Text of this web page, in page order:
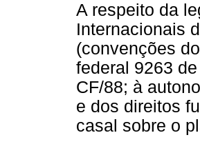
A respeito da
Internacionais
(convenções
federal 9263
CF/88; à
e dos direitos
casal sobre o